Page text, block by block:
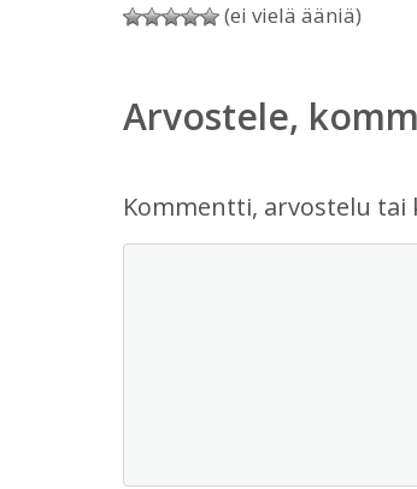
(ei vielä ääniä)
Arvostele,
Kommentti, arvostelu tai